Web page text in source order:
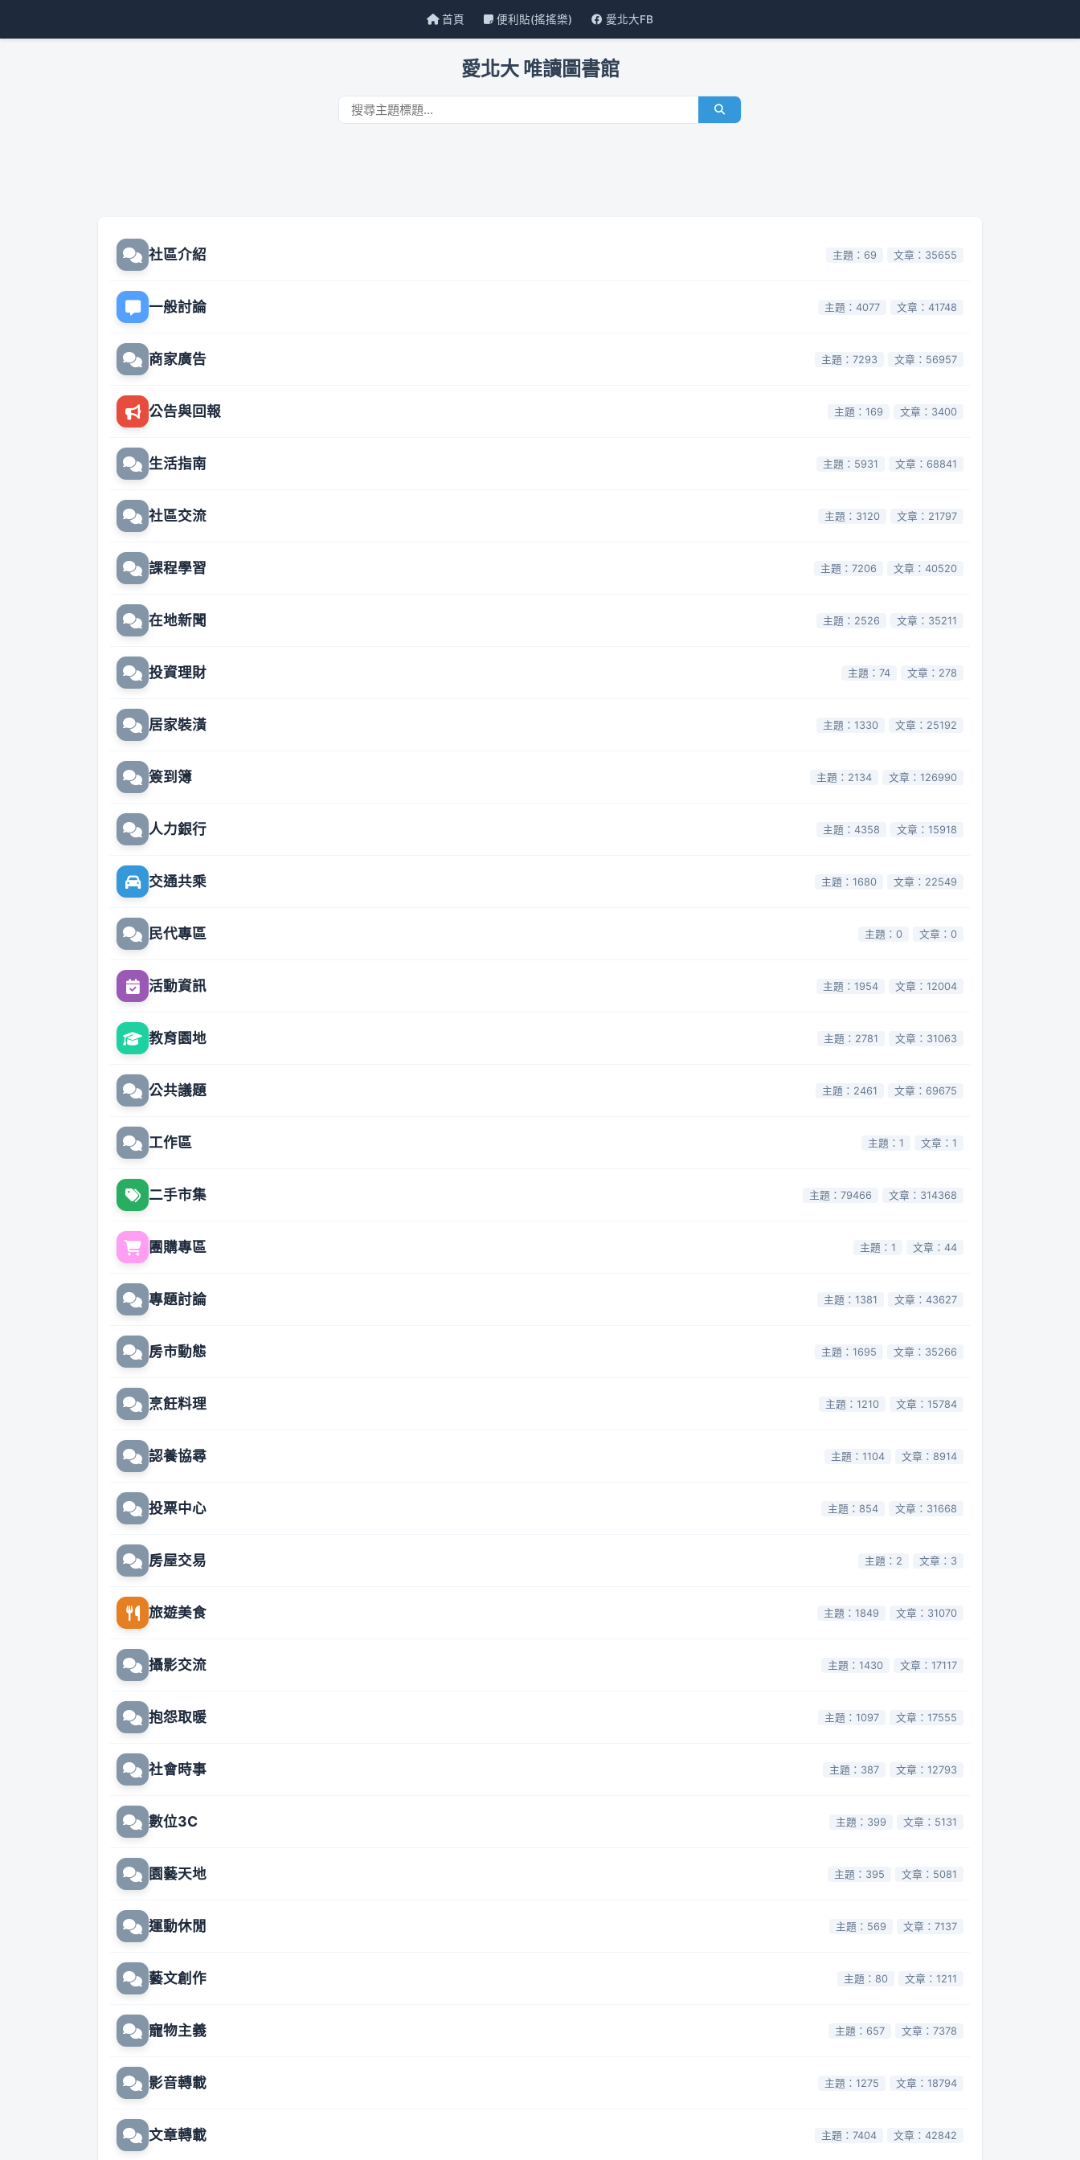
首頁 便利貼(搖搖樂) 愛北大FB
愛北大 唯讀圖書館
社區介紹 主題：69 文章：35655
一般討論 主題：4077 文章：41748
商家廣告 主題：7293 文章：56957
公告與回報 主題：169 文章：3400
生活指南 主題：5931 文章：68841
社區交流 主題：3120 文章：21797
課程學習 主題：7206 文章：40520
在地新聞 主題：2526 文章：35211
投資理財 主題：74 文章：278
居家裝潢 主題：1330 文章：25192
簽到簿 主題：2134 文章：126990
人力銀行 主題：4358 文章：15918
交通共乘 主題：1680 文章：22549
民代專區 主題：0 文章：0
活動資訊 主題：1954 文章：12004
教育園地 主題：2781 文章：31063
公共議題 主題：2461 文章：69675
工作區 主題：1 文章：1
二手市集 主題：79466 文章：314368
團購專區 主題：1 文章：44
專題討論 主題：1381 文章：43627
房市動態 主題：1695 文章：35266
烹飪料理 主題：1210 文章：15784
認養協尋 主題：1104 文章：8914
投票中心 主題：854 文章：31668
房屋交易 主題：2 文章：3
旅遊美食 主題：1849 文章：31070
攝影交流 主題：1430 文章：17117
抱怨取暖 主題：1097 文章：17555
社會時事 主題：387 文章：12793
數位3C 主題：399 文章：5131
園藝天地 主題：395 文章：5081
運動休閒 主題：569 文章：7137
藝文創作 主題：80 文章：1211
寵物主義 主題：657 文章：7378
影音轉載 主題：1275 文章：18794
文章轉載 主題：7404 文章：42842